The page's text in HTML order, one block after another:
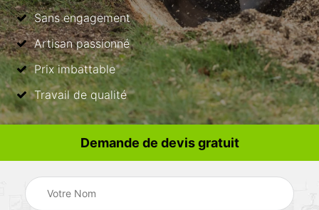
Sans engagement
Artisan passionné
Prix imbattable
Travail de qualité
Demande de devis gratuit